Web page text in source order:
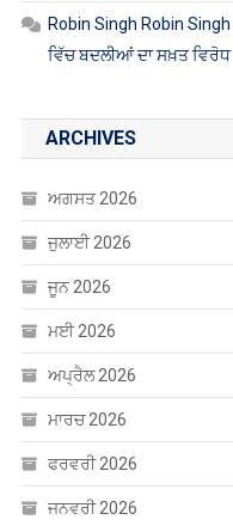
Robin Singh Robin Singh
ਵਿੱਚ ਬਦਲੀਆਂ ਦਾ ਸਖ਼ਤ ਵਿਰੋਧ
ARCHIVES
ਅਗਸਤ 2026
ਜੁਲਾਈ 2026
ਜੂਨ 2026
ਮਈ 2026
ਅਪ੍ਰੈਲ 2026
ਮਾਰਚ 2026
ਫਰਵਰੀ 2026
ਜਨਵਰੀ 2026